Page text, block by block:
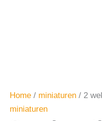
Home / miniaturen / 2
miniaturen